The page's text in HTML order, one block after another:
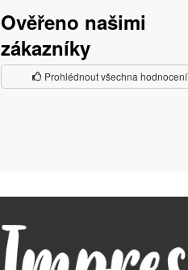
Ověřeno našimi
zákazníky
Prohlédnout všechna hodnocení